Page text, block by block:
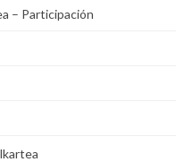
– Participación